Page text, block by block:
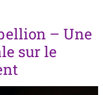
– Une
sur le